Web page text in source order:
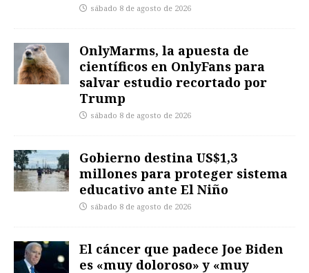
sábado 8 de agosto de 2026
OnlyMarms, la apuesta de
científicos en OnlyFans para
salvar estudio recortado por
Trump
sábado 8 de agosto de 2026
Gobierno destina US$1,3
millones para proteger sistema
educativo ante El Niño
sábado 8 de agosto de 2026
El cáncer que padece Joe Biden
es «muy doloroso» y «muy